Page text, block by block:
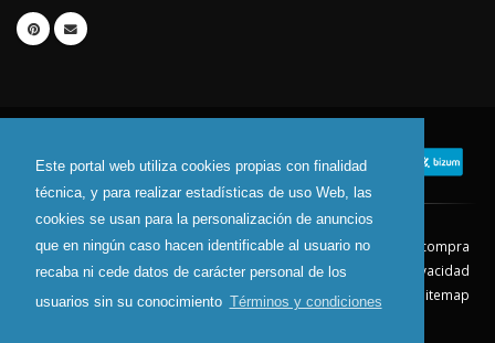
Este portal web utiliza cookies propias con finalidad
técnica, y para realizar estadísticas de uso Web, las
cookies se usan para la personalización de anuncios
que en ningún caso hacen identificable al usuario no
recaba ni cede datos de carácter personal de los
usuarios sin su conocimiento Términos y condiciones
Contacto Aviso Legal
Condiciones de compra
Política de envíos
Política de devolución
Política de Privacidad
Política de Cookies
Sitemap